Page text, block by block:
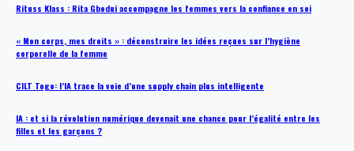
Rituss Klass : Rita Gbodui accompagne les femmes vers la confiance en soi
« Mon corps, mes droits » : déconstruire les idées reçues sur l’hygiène
corporelle de la femme
CILT Togo: l’IA trace la voie d’une supply chain plus intelligente
IA : et si la révolution numérique devenait une chance pour l’égalité entre les
filles et les garçons ?